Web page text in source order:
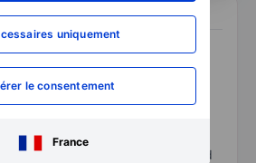
uniquement
le consentement
France
Incorporation
owner, operator, and developer
interstate and intrastate
gathering systems; and
and surface facilities. It
natural gas services to
pipelines, intrastate
lateral pipelines and related